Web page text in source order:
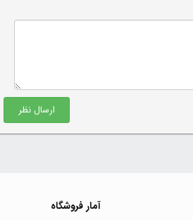
ارسال نظر
آمار فروشگاه